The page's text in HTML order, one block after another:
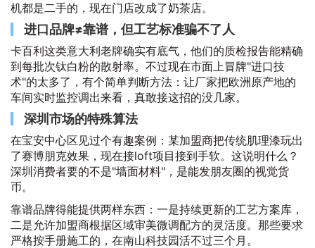
机都是二手的，现在门店改成了奶茶店。
进口品牌≠靠谱，但工艺标准骗不了人
卡百利这类意大利老牌确实有底气，他们的质检报告能精确
到每批次钛白粉的散射率。不过现在市面上冒牌"进口技
术"的太多了，有个简单判断方法：让厂家把欧洲原产地的
车间实时监控调出来看，真敢接这招的没几家。
深圳市场的特殊算法
在宝安中心区见过个有趣案例：某加盟商把传统肌理漆玩出
了赛博朋克效果，现在接loft项目接到手软。这说明什么？
深圳消费者要的不是"墙面材料"，是能发朋友圈的视觉货
币。
靠谱品牌得能提供两样东西：一是持续更新的工艺方案库，
二是允许加盟商根据区域审美微调配方的灵活度。那些要求
严格按手册施工的，在南山科技园活不过三个月。